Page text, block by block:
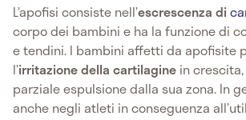
L’apofisi consiste nell’escrescenza di
corpo dei bambini e ha la funzione di
e tendini. I bambini affetti da apofisite
l’irritazione della cartilagine in
parziale espulsione dalla sua zona. In
anche negli atleti in conseguenza